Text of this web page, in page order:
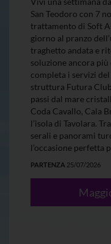
San Teodoro con 7
trattamento di Soft
giorno al pranzo
traghetto andata e
soluzione ancora
completa i servizi
struttura Futura
passi dal mare
Coda Cavallo, Cala
l’isola di Tavolara.
serali e panorami
l’occasione perfetta
PARTENZA 25/07/2026